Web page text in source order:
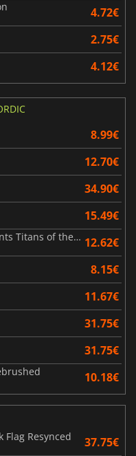
4.72€
2.75€
4.12€
8.99€
12.70€
34.90€
15.49€
SpongeBob SquarePants Titans of the Tide 12.62€
8.15€
11.67€
31.75€
31.75€
10.18€
Flag Resynced
37.75€